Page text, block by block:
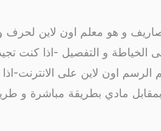
و هو معلم اون لاين لحرف
و التفصيل -اذا كنت تجيد
اون لاين على الانترنت-
بمقابل مادي بطريقة